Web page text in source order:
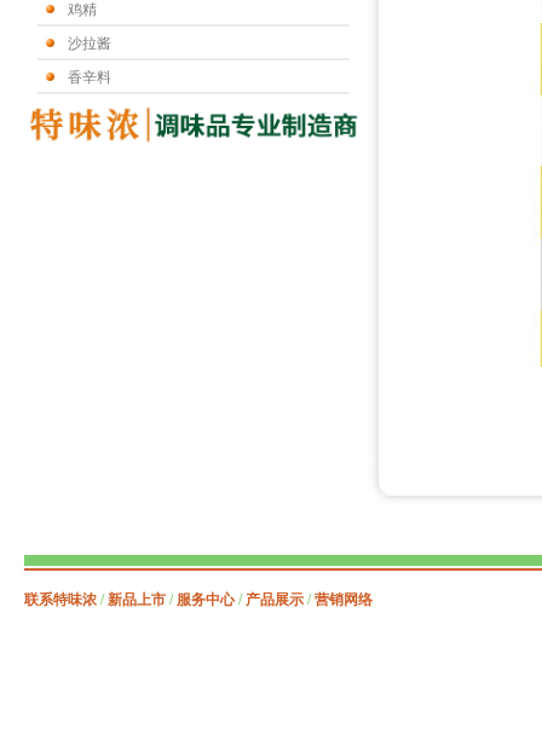
鸡精
沙拉酱
香辛料
联系特味浓 /新品上市 / 服务中心/ 产品展示 /营销网络